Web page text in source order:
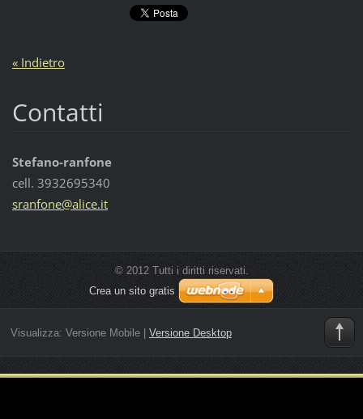
« Indietro
Contatti
Stefano-ranfone
cell. 3932695340
sranfone@alice.it
© 2012 Tutti i diritti riservati.
Crea un sito gratis
Visualizza: Versione Mobile| Versione Desktop